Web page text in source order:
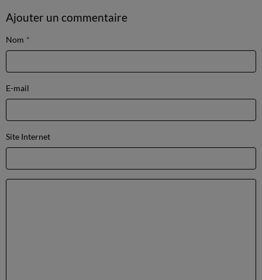
Ajouter un commentaire
Nom
E-mail
Site Internet